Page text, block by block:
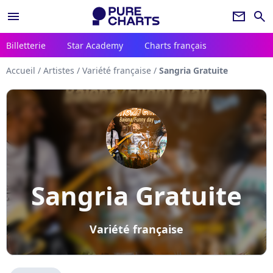
menu newsletter search
Billetterie Star Academy Charts français
Accueil / Artistes / Variété française / Sangria Gratuite
Sangria Gratuite
Variété française